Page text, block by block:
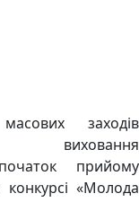
заходів
виховання
прийому
«Молода